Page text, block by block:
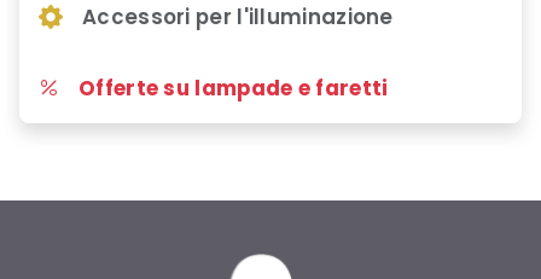
Accessori per l'illuminazione
Offerte su lampade e faretti